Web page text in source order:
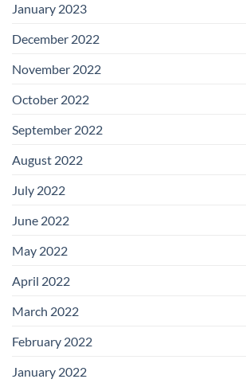
January 2023
December 2022
November 2022
October 2022
September 2022
August 2022
July 2022
June 2022
May 2022
April 2022
March 2022
February 2022
January 2022